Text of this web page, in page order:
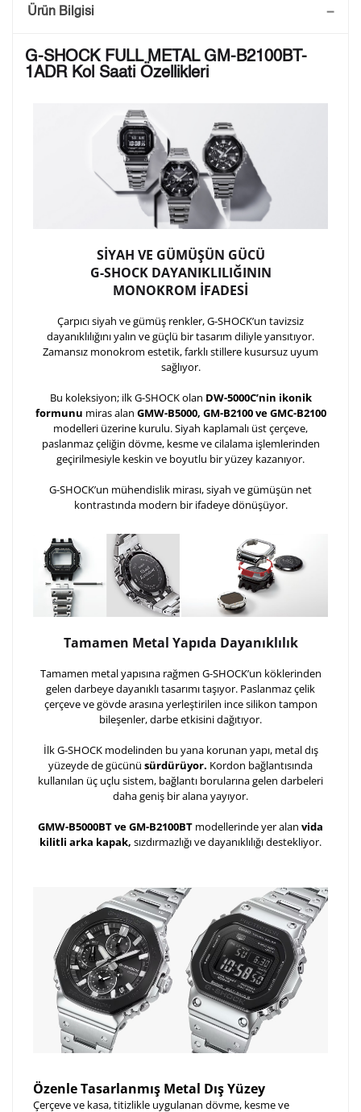
Saatini Kişiselleştir
arka kapağına gravür tekniği ile formda belirtmiş
olduğunuz şekilde işlenecektir.
Lütfen font seçiniz
Ön İzleme Kişiselleştir Vazgeç
Kişiselleştirilmiş ürünlerin teslim süresi gravür işleme
sebebi ile 1-2 iş günü uzamaktadır. Gravür İşlemi
tamamlandıktan sonra siparişiniz kargoya verilecektir.
Kişiselleştirilmiş
ürünlerde
iade ve değişim
yapılamaz.
Ürün Bilgisi
G-SHOCK FULL METAL GM-B2100BT-
1ADR Kol Saati Özellikleri
SİYAH VE GÜMÜŞÜN GÜCÜ
G-SHOCK DAYANIKLILIĞININ
MONOKROM İFADESİ
Çarpıcı siyah ve gümüş renkler, G-SHOCK’un tavizsiz
dayanıklılığını yalın ve güçlü bir tasarım diliyle yansıtıyor.
Zamansız monokrom estetik, farklı stillere kusursuz uyum
sağlıyor.
Bu koleksiyon; ilk G-SHOCK olan DW-5000C’nin ikonik
formunu miras alan GMW-B5000, GM-B2100 ve GMC-B2100
modelleri üzerine kurulu. Siyah kaplamalı üst çerçeve,
paslanmaz çeliğin dövme, kesme ve cilalama işlemlerinden
geçirilmesiyle keskin ve boyutlu bir yüzey kazanıyor.
G-SHOCK’un mühendislik mirası, siyah ve gümüşün net
kontrastında modern bir ifadeye dönüşüyor.
Tamamen Metal Yapıda Dayanıklılık
Tamamen metal yapısına rağmen G-SHOCK’un köklerinden
gelen darbeye dayanıklı tasarımı taşıyor. Paslanmaz çelik
çerçeve ve gövde arasına yerleştirilen ince silikon tampon
bileşenler, darbe etkisini dağıtıyor.
İlk G-SHOCK modelinden bu yana korunan yapı, metal dış
yüzeyde de gücünü sürdürüyor. Kordon bağlantısında
kullanılan üç uçlu sistem, bağlantı borularına gelen darbeleri
daha geniş bir alana yayıyor.
GMW-B5000BT ve GM-B2100BT modellerinde yer alan vida
kilitli arka kapak, sızdırmazlığı ve dayanıklılığı destekliyor.
Özenle Tasarlanmış Metal Dış Yüzey
Çerçeve ve kasa, titizlikle uygulanan dövme, kesme ve